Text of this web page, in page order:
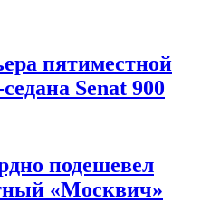
пятиместной
Senat 900
подешевел
«Москвич»